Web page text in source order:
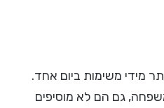
מידי משימות ביום אחד.
גם הם לא מוסיפים